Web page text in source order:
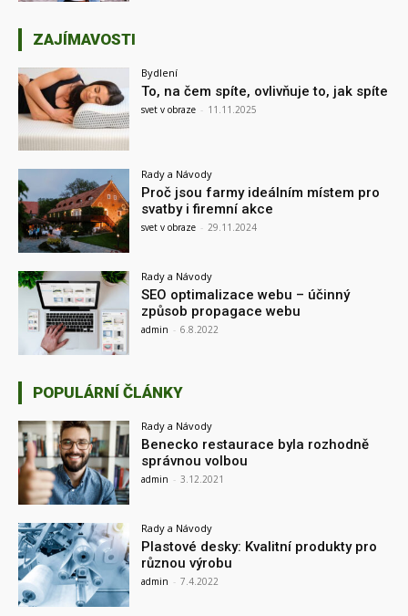
ZAJÍMAVOSTI
Bydlení
To, na čem spíte, ovlivňuje to, jak spíte
svet v obraze - 11.11.2025
Rady a Návody
Proč jsou farmy ideálním místem pro
svatby i firemní akce
svet v obraze - 29.11.2024
Rady a Návody
SEO optimalizace webu – účinný
způsob propagace webu
admin - 6.8.2022
POPULÁRNÍ ČLÁNKY
Rady a Návody
Benecko restaurace byla rozhodně
správnou volbou
admin - 3.12.2021
Rady a Návody
Plastové desky: Kvalitní produkty pro
různou výrobu
admin - 7.4.2022